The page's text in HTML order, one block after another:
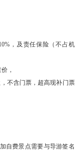
道等等，最后还
长：3.5 小时)鼓
，与厦门岛隔海
各异的建筑物在此
建筑博览”之称。
国之冠，又得美
，及责任保险（不占机
，
不含门票，超高现补门票
自费景点需要与导游签名